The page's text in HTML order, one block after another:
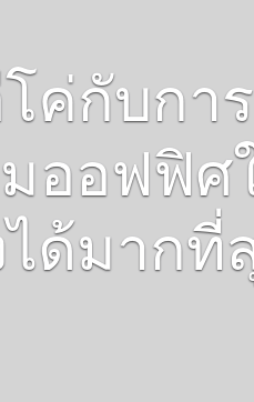
ค่กับการ
ออฟฟิศ
ได้มากที่